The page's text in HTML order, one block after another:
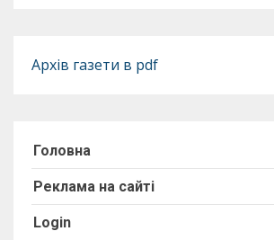
Архів газети в pdf
Головна
Реклама на сайті
Login